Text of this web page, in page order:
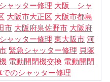
ャッター修理 大阪 シャ
大阪市大正区 大阪市都島
市 大阪府泉佐野市 大阪府
ャッター修理 東大阪市 河
緊急シャッター修理 貝塚
電動開閉機交換 電動開閉
でのシャッター修理